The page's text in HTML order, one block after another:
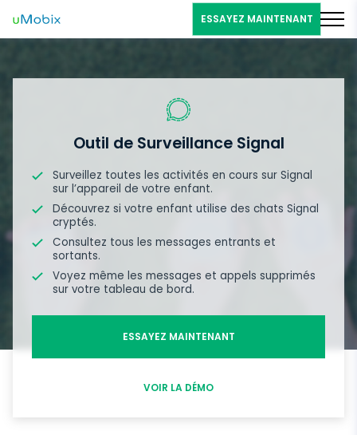
ESSAYEZ MAINTENANT
Outil de Surveillance Signal
Surveillez toutes les activités en cours sur Signal
sur l’appareil de votre enfant.
Découvrez si votre enfant utilise des chats Signal
cryptés.
Consultez tous les messages entrants et
sortants.
Voyez même les messages et appels supprimés
sur votre tableau de bord.
ESSAYEZ MAINTENANT
VOIR LA DÉMO